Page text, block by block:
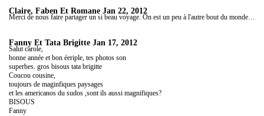
Claire, Faben Et Romane Jan 22, 2012
Merci de nous faire partager un si beau voyage. On est un peu à l'autre bout du monde grâce à toi. Bisous.
Fanny Et Tata Brigitte Jan 17, 2012
Salut carole,
bonne année et bon éeriple, tes photos son
superbes. gros bisous tata brigitte
Coucou cousine,
toujours de maginfiques paysages
et les americanos du sudos ,sont ils aussi magnifiques?
BISOUS
Fanny